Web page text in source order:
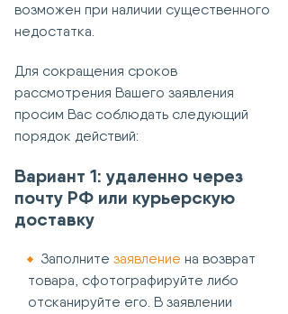
возможен при наличии существенного
недостатка.
Для сокращения сроков
рассмотрения Вашего заявления
просим Вас соблюдать следующий
порядок действий:
Вариант 1: удаленно через
почту РФ или курьерскую
доставку
Заполните заявление на возврат
товара, сфотографируйте либо
отсканируйте его. В заявлении